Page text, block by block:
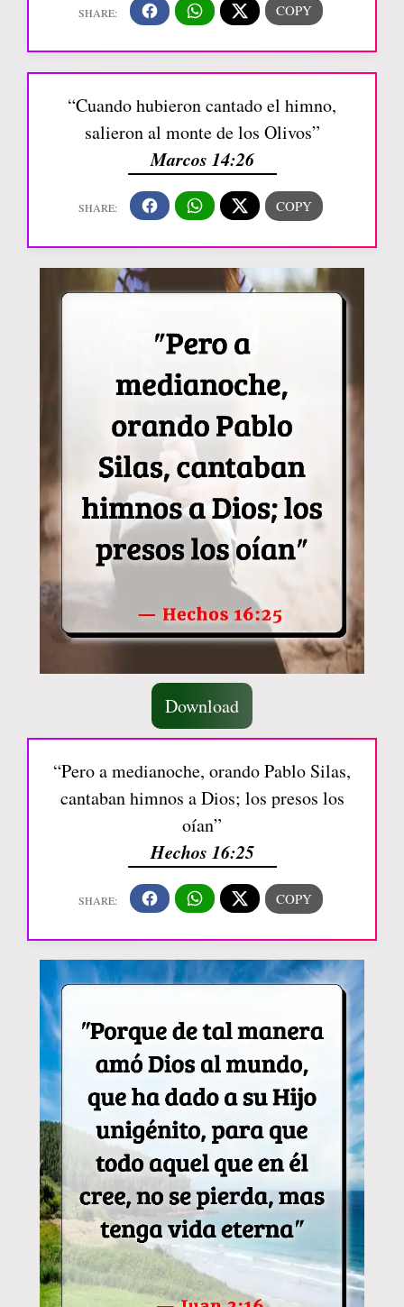
“Cuando hubieron cantado el himno,
salieron al monte de los Olivos”
Marcos 14:26
Download
“Pero a medianoche, orando Pablo Silas,
cantaban himnos a Dios; los presos los
oían”
Hechos 16:25